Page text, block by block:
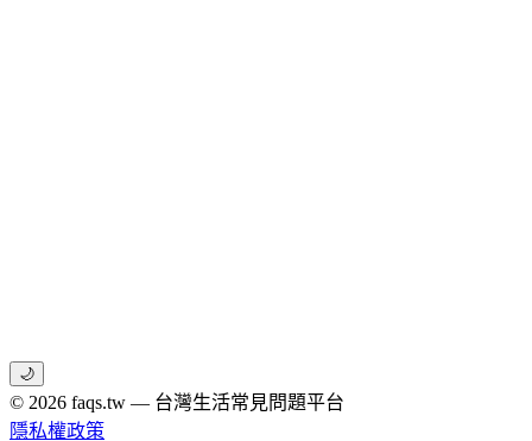
🌙
© 2026 faqs.tw — 台灣生活常見問題平台
隱私權政策